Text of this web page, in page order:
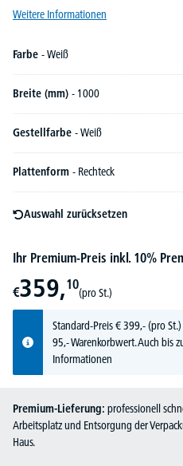
Weitere Informationen
Farbe - Weiß
Breite (mm) - 1000
Gestellfarbe - Weiß
Plattenform - Rechteck
Auswahl zurücksetzen
Ihr Premium-Preis inkl. 10%
€359,10
(pro St.)
Standard-Preis€399,-(pro
95,- Warenkorbwert. Auch bis
Informationen
Premium-Lieferung: professionell
Arbeitsplatz und Entsorgung der
Haus.